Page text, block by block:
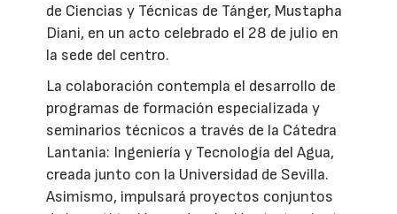
de Ciencias y Técnicas de Tánger, Mustapha
Diani, en un acto celebrado el 28 de julio en
la sede del centro.
La colaboración contempla el desarrollo de
programas de formación especializada y
seminarios técnicos a través de la Cátedra
Lantania: Ingeniería y Tecnología del Agua,
creada junto con la Universidad de Sevilla.
Asimismo, impulsará proyectos conjuntos